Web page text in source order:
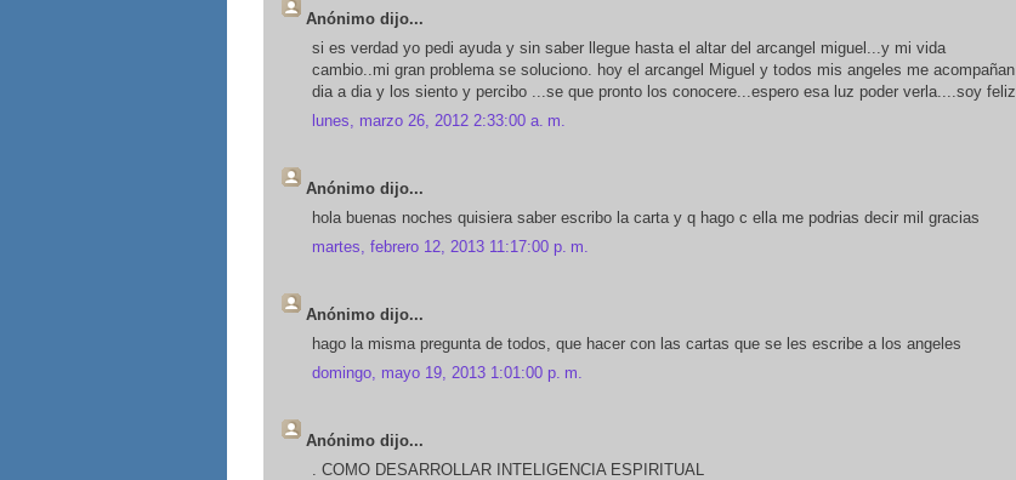
Anónimo dijo...
si es verdad yo pedi ayuda y sin saber llegue hasta el altar del arcangel miguel...y mi vida
cambio..mi gran problema se soluciono. hoy el arcangel Miguel y todos mis angeles me acompañan
dia a dia y los siento y percibo ...se que pronto los conocere...espero esa luz poder verla....soy feliz
lunes, marzo 26, 2012 2:33:00 a. m.
Anónimo dijo...
hola buenas noches quisiera saber escribo la carta y q hago c ella me podrias decir mil gracias
martes, febrero 12, 2013 11:17:00 p. m.
Anónimo dijo...
hago la misma pregunta de todos, que hacer con las cartas que se les escribe a los angeles
domingo, mayo 19, 2013 1:01:00 p. m.
Anónimo dijo...
. COMO DESARROLLAR INTELIGENCIA ESPIRITUAL